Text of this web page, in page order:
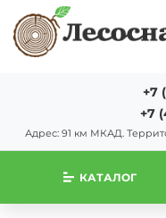
+7
+7
Адрес: 91 км МКАД.
КАТАЛОГ